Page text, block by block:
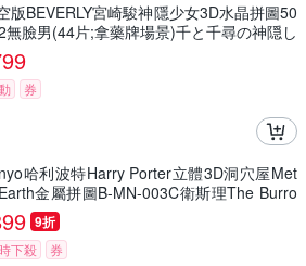
版BEVERLY宮崎駿神隱少女3D水晶拼圖50
無臉男(44片;拿藥牌場景)千と千尋の神隠し
力パズル療癒擺飾puzzle模型公仔
券
哈利波特Harry Porter立體3D洞穴屋Met
金屬拼圖B-MN-003C衛斯理The Burro
片裝)免塗裝模型
9折
下殺 券